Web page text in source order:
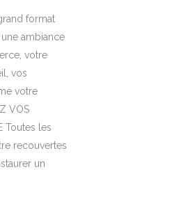
format
ambiance
votre
vos
votre
VOS
Toutes les
recouvertes
un